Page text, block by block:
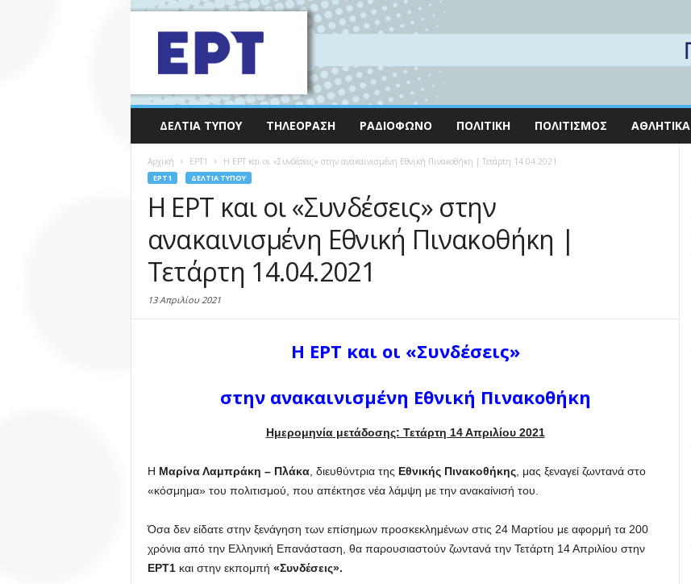
ΔΕΛΤΊΑ ΤΎΠΟΥ ΤΗΛΕΌΡΑΣΗ ΡΑΔΙΌΦΩΝΟ ΠΟΛΙΤΙΚΉ ΠΟΛΙΤΙΣΜΌΣ ΑΘΛΗΤΙΚΆ
Αρχική EΡΤ1 H ΕΡΤ και οι «Συνδέσεις» στην ανακαινισμένη Εθνική Πινακοθήκη | Τετάρτη 14.04.2021
EΡΤ1 ΔΕΛΤΊΑ ΤΎΠΟΥ
H ΕΡΤ και οι «Συνδέσεις» στην
ανακαινισμένη Εθνική Πινακοθήκη |
Τετάρτη 14.04.2021
13 Απριλίου 2021
H ΕΡΤ και οι «Συνδέσεις»
στην ανακαινισμένη Εθνική Πινακοθήκη
Ημερομηνία μετάδοσης: Τετάρτη 14 Απριλίου 2021
Η Μαρίνα Λαμπράκη – Πλάκα, διευθύντρια της Εθνικής Πινακοθήκης, μας ξεναγεί ζωντανά στο
«κόσμημα» του πολιτισμού, που απέκτησε νέα λάμψη με την ανακαίνισή του.
Όσα δεν είδατε στην ξενάγηση των επίσημων προσκεκλημένων στις 24 Μαρτίου με αφορμή τα 200
χρόνια από την Ελληνική Επανάσταση, θα παρουσιαστούν ζωντανά την Τετάρτη 14 Απριλίου στην
ΕΡΤ1και στην εκπομπή «Συνδέσεις».